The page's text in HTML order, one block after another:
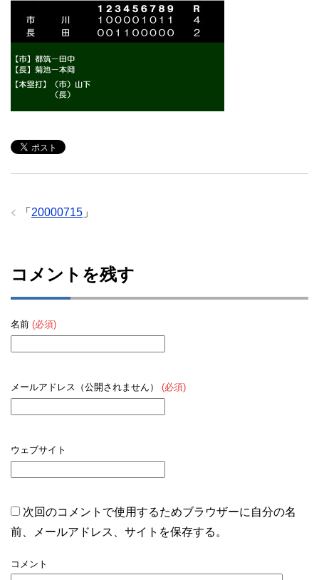
「 20000715 」
コメントを残す
名前 (必須)
メールアドレス（公開されません） (必須)
ウェブサイト
次回のコメントで使用するためブラウザーに自分の名
前、メールアドレス、サイトを保存する。
コメント